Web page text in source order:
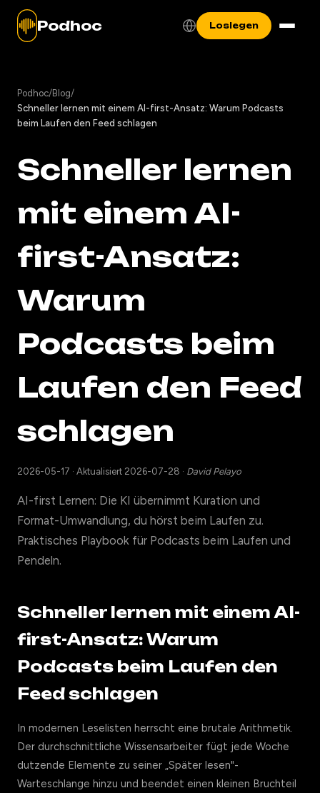
Podhoc Loslegen
Podhoc/Blog/
Schneller lernen mit einem AI-first-Ansatz: Warum Podcasts
beim Laufen den Feed schlagen
Schneller lernen
mit einem AI-
first-Ansatz:
Warum
Podcasts beim
Laufen den Feed
schlagen
2026-05-17 · Aktualisiert 2026-07-28 · David Pelayo
AI-first Lernen: Die KI übernimmt Kuration und
Format-Umwandlung, du hörst beim Laufen zu.
Praktisches Playbook für Podcasts beim Laufen und
Pendeln.
Schneller lernen mit einem AI-
first-Ansatz: Warum
Podcasts beim Laufen den
Feed schlagen
In modernen Leselisten herrscht eine brutale Arithmetik.
Der durchschnittliche Wissensarbeiter fügt jede Woche
dutzende Elemente zu seiner „Später lesen"-
Warteschlange hinzu und beendet einen kleinen Bruchteil